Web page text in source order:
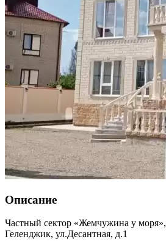
Описание
Частный сектор «Жемчужина у моря»,
Геленджик, ул.Десантная, д.1